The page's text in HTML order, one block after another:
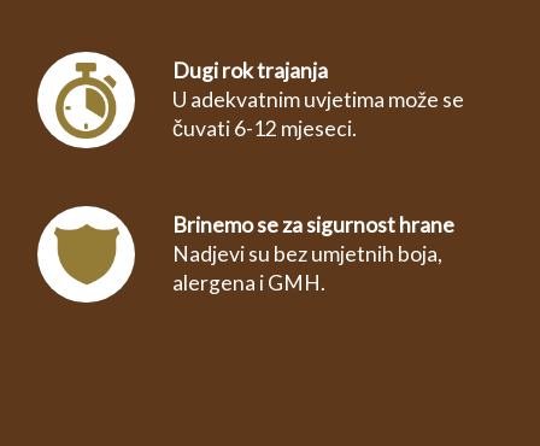
Dugi rok trajanja
U adekvatnim uvjetima može se
čuvati 6-12 mjeseci.
Brinemo se za sigurnost hrane
Nadjevi su bez umjetnih boja,
alergena i GMH.